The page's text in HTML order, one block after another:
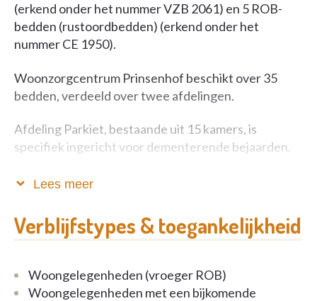
(erkend onder het nummer VZB 2061) en 5 ROB-
bedden (rustoordbedden) (erkend onder het
nummer CE 1950).
Woonzorgcentrum Prinsenhof beschikt over 35
bedden, verdeeld over twee afdelingen.
Afdeling Parkiet, bestaande uit 15 kamers, is
specifiek ingericht voor dementerende bejaarden.
Op afdeling Roodstaart zijn 20 kamers beschikbaar
De beide afdelingen hebben een centrale badkamer
kunnen geven. Op afdeling Parkiet is tevens een
douche voorzien.
Lees meer
Verblijfstypes & toegankelijkheid
Woongelegenheden (vroeger ROB)
Woongelegenheden met een bijkomende